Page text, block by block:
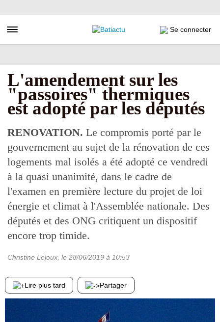
au
principal
Toggle navigation Se connecter
L'amendement sur les
"passoires" thermiques
est adopté par les députés
RENOVATION. Le compromis porté par le
gouvernement au sujet de la rénovation de ces
logements mal isolés a été adopté ce vendredi
à la quasi unanimité, dans le cadre de
l'examen en première lecture du projet de loi
énergie et climat à l'Assemblée nationale. Des
députés et des ONG critiquent un dispositif
encore trop timide.
Christine Lejoux , le 28/06/2019 à 10:53
Lire plus tard Partager